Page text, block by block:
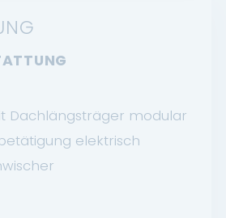
Dachlängsträger modular
elektrisch